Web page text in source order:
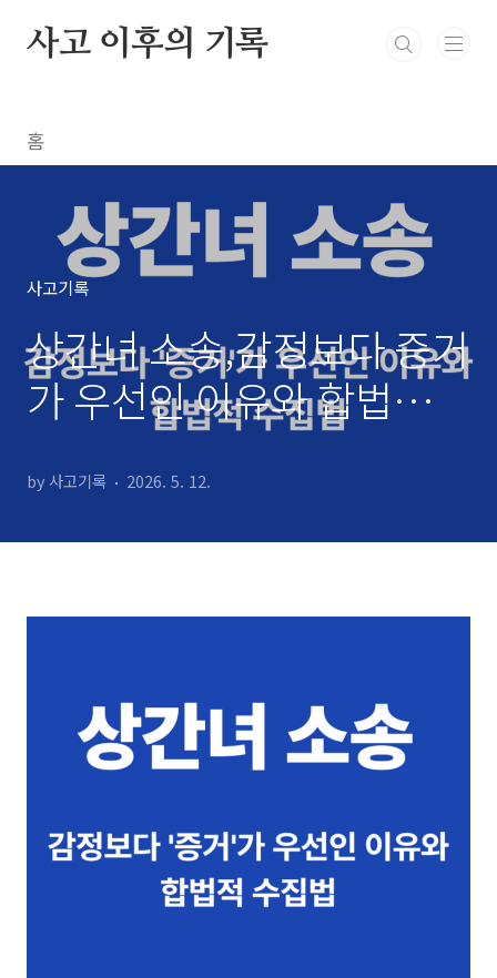
본문 바로가기
사고 이후의 기록
홈
사고기록
상간녀 소송,감정보다 증거
가 우선인 이유와 합법적
by 사고기록 2026. 5. 12.